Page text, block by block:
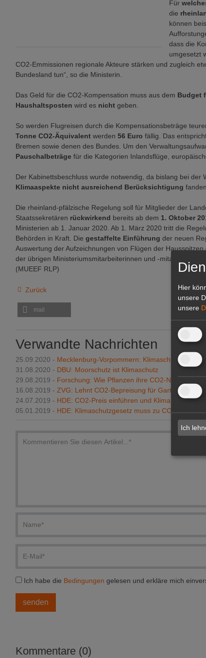
Für
die
können
dass die
umgesetzt
CO2-Emmissionen regionale Akteure stärken und zugleich
Bundesland tun“, so die Ministerin.
Das Geld für die CO2-Kompensation muss aus dem Budget
Haushaltsposten wird es nicht geben.
So werden Flugreisen durch die Kompensationsbeträge
Tonne CO2-Äquivalent werden 56 Euro fällig. Das
Bremen sowie denen des Bundes. Um den
Pauschalbeträge für die Kategorien Inlandsflüge,
Der Kabinettsbeschluss wurde notwendig, da bislang bei der
Klimaaspekte nicht ausreichend Berücksichtigung
Die rheinland-pfälzische Regelung soll für Mitglieder der
Staatssekretären rückwirkend bereits ab dem 1. Oktober
Ministerien ab 1. Januar 2020. Ab 1. März 2020 tritt die
Behörden in Kraft. Die gestaffelte Einführung der neuen
Auswertung der Aufzeichnungen von Flügen der
der übrigen Ministeriumsmitarbeiterinnen und -mitarbeiter
(MUEEF RLP)
Zurück
mail
Verwandte Nachrichten
25.09.2020 - Mecklenburg-Vorpommern: Klimaschutz auf
31.08.2020 - DBU: Moorschutz ist Klimaschutz
29.08.2019 - Forschung: Wie Pflanzen ihre CO2-Nutzung
16.08.2019 - ZVG: Lehnt CO2-Bepreisung für
24.07.2019 - HDE: CO2-Preis einführen und Klima schützen
05.01.2019 - HDE: Klimaschutzgesetz muss zu CO2-
Ich habe die Bedingungen gelesen und erkläre mich
Kommentare (0)
Hier
unsere
unsere
Ich